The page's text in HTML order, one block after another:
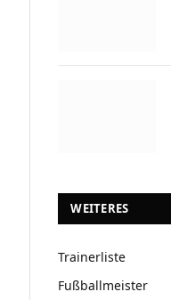
WEITERES
Trainerliste
Fußballmeister